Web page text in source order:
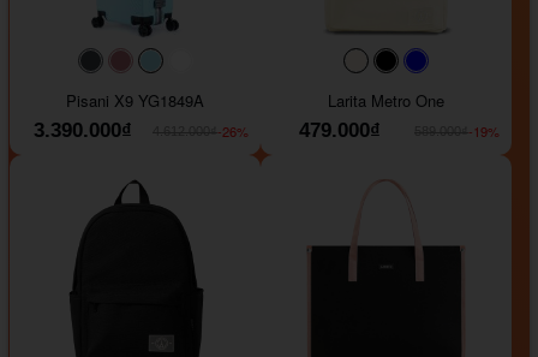
#40454a#b76e79
#9ad8e7
Pisani X9 YG1849A
3.390.000₫
-26%
#faf0e6#000000
Larita Metro One
479.000₫
-19%